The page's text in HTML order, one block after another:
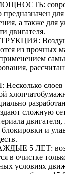
а также для
двигателя.
из прочных
слоев
сложную
двигателя,
блокировки и
5 ЛЕТ:
в очистке
условиях